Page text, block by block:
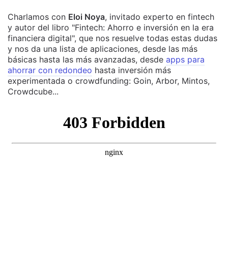
Charlamos con Eloi Noya, invitado experto en fintech
y autor del libro "Fintech: Ahorro e inversión en la era
financiera digital", que nos resuelve todas estas dudas
y nos da una lista de aplicaciones, desde las más
básicas hasta las más avanzadas, desde apps para
ahorrar con redondeo hasta inversión más
experimentada o crowdfunding: Goin, Arbor, Mintos,
Crowdcube...